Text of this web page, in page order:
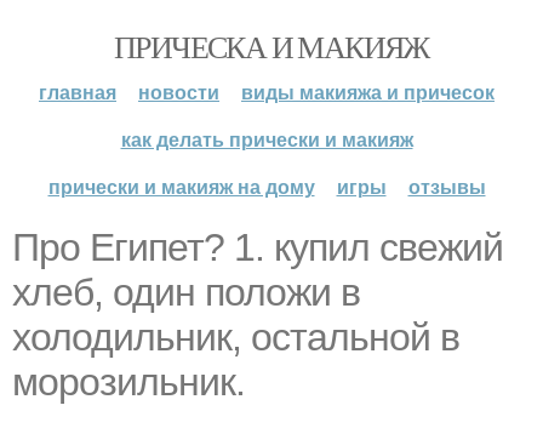
ПРИЧЕСКА И МАКИЯЖ
главная новости
виды макияжа и причесок
как делать прически и макияж
прически и макияж на дому
игры отзывы
Про Египет? 1. купил свежий
хлеб, один положи в
холодильник, остальной в
морозильник.